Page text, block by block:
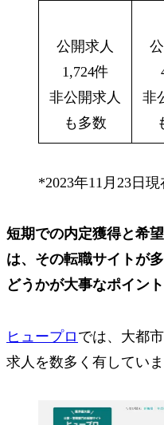
公開求人
1,724件
非公開求人
も多数
非
*2023年11月23日現
短期での内定獲得と希
は、その転職サイトが
どうかが大事なポイント
ヒュープロ では、大都
求人を数多く有していま